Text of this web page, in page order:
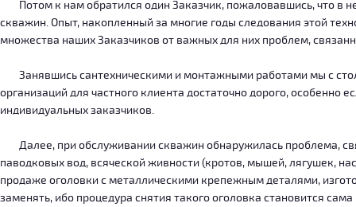
Потом к нам обратился один Заказчик, пожаловавшись, что в
скважин. Опыт, накопленный за многие годы следования этой
множества наших Заказчиков от важных для них проблем,
Занявшись сантехническими и монтажными работами мы с
организаций для частного клиента достаточно дорого, особенно
индивидуальных заказчиков.
Далее, при обслуживании скважин обнаружилась проблема,
паводковых вод, всяческой живности (кротов, мышей, лягушек,
продаже оголовки с металлическими крепежным деталями,
заменять, ибо процедура снятия такого оголовка становится